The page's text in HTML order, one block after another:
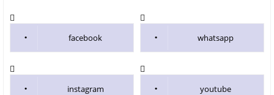
facebook whatsapp
instagram youtube